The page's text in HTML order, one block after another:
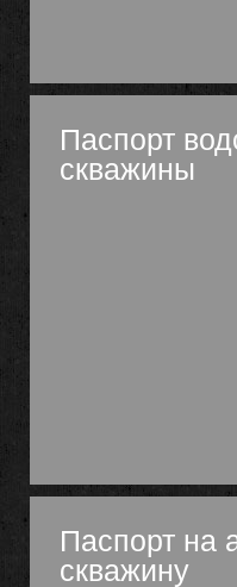
Паспорт
скважины
Паспорт на
скважину